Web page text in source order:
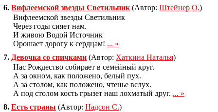
6. Вифлеемской звезды Светильник (Автор: Штейнер О.)
Вифлеемской звезды Светильник
Через годы сияет нам.
И живою Водой Источник
Орошает дорогу к сердцам! ... »
7. Девочка со спичками (Автор: Хаткина Наталья)
Нас Рождество собирает в семейный круг.
А за окном, как положено, белый пух.
А за столом, как положено, чтенье вслух.
А под столом кость грызет наш лохматый друг. ... »
8. Есть страны (Автор: Надсон С.)